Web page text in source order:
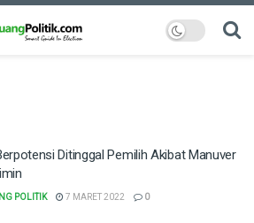
Ditinggal Pemilih Akibat Manuver
POLITIK 7 MARET 2022 0